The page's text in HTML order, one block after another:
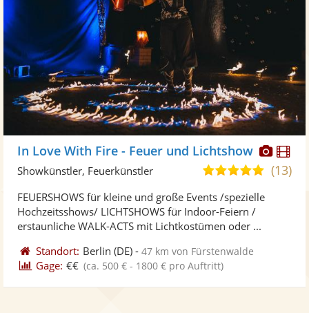
In Love With Fire - Feuer und Lichtshow
5,0
5
(13)
Showkünstler, Feuerkünstler
FEUERSHOWS für kleine und große Events /spezielle
Hochzeitsshows/ LICHTSHOWS für Indoor-Feiern /
erstaunliche WALK-ACTS mit Lichtkostümen oder ...
Standort: Berlin (DE) -47 km von Fürstenwalde
Gage: €€ (ca. 500 € - 1800 € pro Auftritt)